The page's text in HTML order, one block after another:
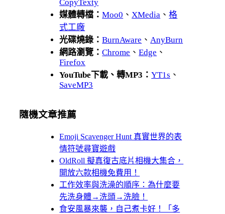
CopyTexty
媒體轉檔：Moo0 、 XMedia 、格
式工廠
光碟燒錄：BurnAware 、 AnyBurn
網路瀏覽：Chrome 、Edge 、
Firefox
YouTube下載、轉MP3：YT1s 、
SaveMP3
隨機文章推薦
Emoji Scavenger Hunt 真實世界的表
情符號尋寶遊戲
OldRoll 擬真復古底片相機大集合，
開放六款相機免費用！
工作效率與洗澡的順序：為什麼要
先洗身體→洗頭→洗臉！
食安風暴來襲，自己煮卡好！「多